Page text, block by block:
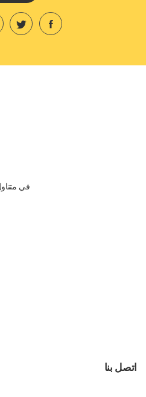
في
اتصل بنا